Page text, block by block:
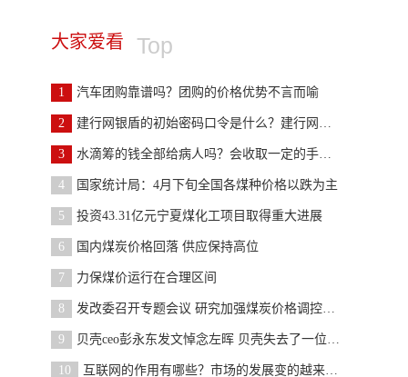
大家爱看 Top
1 汽车团购靠谱吗？团购的价格优势不言而喻
2 建行网银盾的初始密码口令是什么？建行网银盾分为几
3 水滴筹的钱全部给病人吗？会收取一定的手续费用吗？
4 国家统计局：4月下旬全国各煤种价格以跌为主
5 投资43.31亿元宁夏煤化工项目取得重大进展
6 国内煤炭价格回落 供应保持高位
7 力保煤价运行在合理区间
8 发改委召开专题会议 研究加强煤炭价格调控监管
9 贝壳ceo彭永东发文悼念左晖 贝壳失去了一位创始者
10 互联网的作用有哪些？市场的发展变的越来越宽广